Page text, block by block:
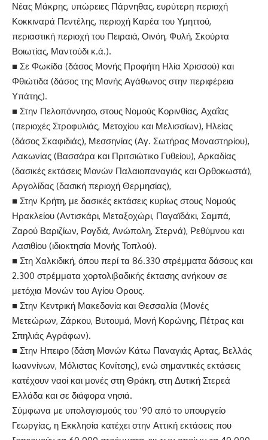
Νέας Μάκρης, υπώρειες Πάρνηθας, ευρύτερη περιοχή
Κοκκιναρά Πεντέλης, περιοχή Καρέα του Υμηττού,
περιαστική περιοχή του Πειραιά, Οινόη, Φυλή, Σκούρτα
Βοιωτίας, Μαντούδι κ.ά.).
■ Σε Φωκίδα (δάσος Μονής Προφήτη Ηλία Χρισσού) και
Φθιώτιδα (δάσος της Μονής Αγάθωνος στην περιφέρεια
Υπάτης).
■ Στην Πελοπόννησο, στους Νομούς Κορινθίας, Αχαΐας
(περιοχές Στροφυλιάς, Μετοχίου και Μελισσίων), Ηλείας
(δάσος Σκαφιδιάς), Μεσσηνίας (Αγ. Σωτήρας Μοναστηρίου),
Λακωνίας (Βασσάρα και Πριτσιώτικο Γυθείου), Αρκαδίας
(δασικές εκτάσεις Μονών Παλαιοπαναγιάς και Ορθοκωστά),
Αργολίδας (δασική περιοχή Θερμησίας),
■ Στην Κρήτη, με δασικές εκτάσεις κυρίως στους Νομούς
Ηρακλείου (Αντισκάρι, Μεταξοχώρι, Παγαϊδάκι, Σαμπά,
Ζαρού Βαριζίων, Ρογδιά, Ανώπολη, Στερνά), Ρεθύμνου και
Λασιθίου (ιδιοκτησία Μονής Τοπλού).
■ Στη Χαλκιδική, όπου περί τα 86.330 στρέμματα δάσους και
2.300 στρέμματα χορτολιβαδικής έκτασης ανήκουν σε
μετόχια Μονών του Αγίου Ορους.
■ Στην Κεντρική Μακεδονία και Θεσσαλία (Μονές
Μετεώρων, Ζάρκου, Βυτουμά, Μονή Κορώνης, Πέτρας και
Σπηλιάς Αγράφων).
■ Στην Ηπειρο (δάση Μονών Κάτω Παναγιάς Αρτας, Βελλάς
Ιωαννίνων, Μόλιστας Κονίτσης), ενώ σημαντικές εκτάσεις
κατέχουν ναοί και μονές στη Θράκη, στη Δυτική Στερεά
Ελλάδα και σε διάφορα νησιά.
Σύμφωνα με υπολογισμούς του ’90 από το υπουργείο
Γεωργίας, η Εκκλησία κατέχει στην Αττική εκτάσεις που